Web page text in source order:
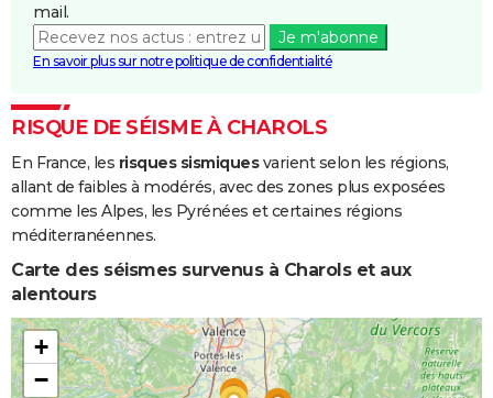
mail.
Je m'abonne
En savoir plus sur notre politique de confidentialité
RISQUE DE SÉISME À CHAROLS
En France, les risques sismiquesvarient selon les régions,
allant de faibles à modérés, avec des zones plus exposées
comme les Alpes, les Pyrénées et certaines régions
méditerranéennes.
Carte des séismes survenus à Charols et aux
alentours
+
−